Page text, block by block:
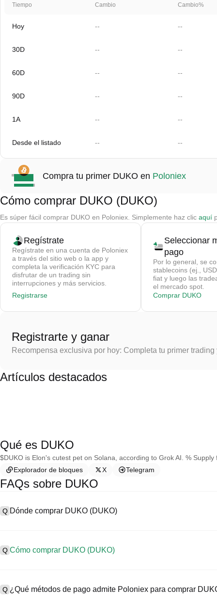
Tiempo Cambio Cambio%
Hoy -- --
30D -- --
60D -- --
90D -- --
1A -- --
Desde el listado -- --
Compra tu primer DUKO en Poloniex
Cómo comprar DUKO (DUKO)
Es súper fácil comprar DUKO en Poloniex. Simplemente haz clic aquí
Regístrate
Regístrate en una cuenta de Poloniex
a través del sitio web o la app y
completa la verificación KYC para
disfrutar de un trading sin
interrupciones y más servicios.
Registrarse
Seleccionar
pago
Por lo general, se
stablecoins (ej.,
fiat y luego las
el mercado spot.
Comprar DUKO
Registrarte y ganar
Recompensa exclusiva por hoy: Completa tu primer
Artículos destacados
Qué es DUKO
$DUKO is Elon's cutest pet on Solana, according to Grok AI. %
Explorador de bloques
X Telegram
FAQs sobre DUKO
Q Dónde comprar DUKO (DUKO)
interfaces fáciles de usar, alta liquidez y una variedad de
Poloniex admite trading en criptomonedas diversificadas, incluido
1. Crea una cuenta y completa la verificación KYC.
2. Deposita fondos en tu cuenta con monedas fiat y criptomonedas.
Q Cómo comprar DUKO (DUKO)
amplia gama de activos digitales de alta calidad.
Q ¿Qué métodos de pago admite Poloniex para comprar